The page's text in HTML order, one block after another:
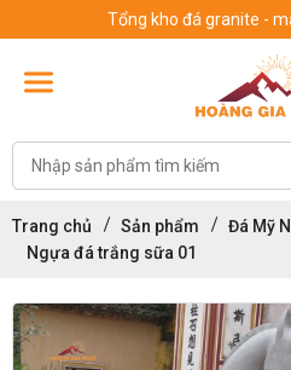
Tổng kho đá granite -
Trang chủ Sản phẩm Đá Mỹ
Ngựa đá trắng sữa 01